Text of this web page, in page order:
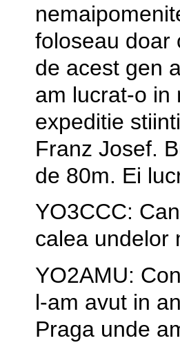
foloseau doar
de acest gen
am lucrat-o in
expeditie
Franz Josef.
de 80m. Ei
YO3CCC:
calea undelor
YO2AMU:
l-am avut in
Praga unde